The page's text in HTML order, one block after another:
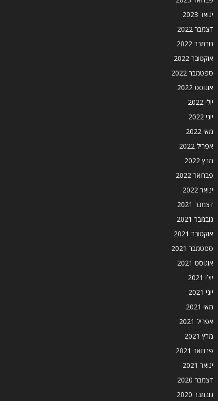
ינואר 2023
דצמבר 2022
נובמבר 2022
אוקטובר 2022
ספטמבר 2022
אוגוסט 2022
יולי 2022
יוני 2022
מאי 2022
אפריל 2022
מרץ 2022
פברואר 2022
ינואר 2022
דצמבר 2021
נובמבר 2021
אוקטובר 2021
ספטמבר 2021
אוגוסט 2021
יולי 2021
יוני 2021
מאי 2021
אפריל 2021
מרץ 2021
פברואר 2021
ינואר 2021
דצמבר 2020
נובמבר 2020